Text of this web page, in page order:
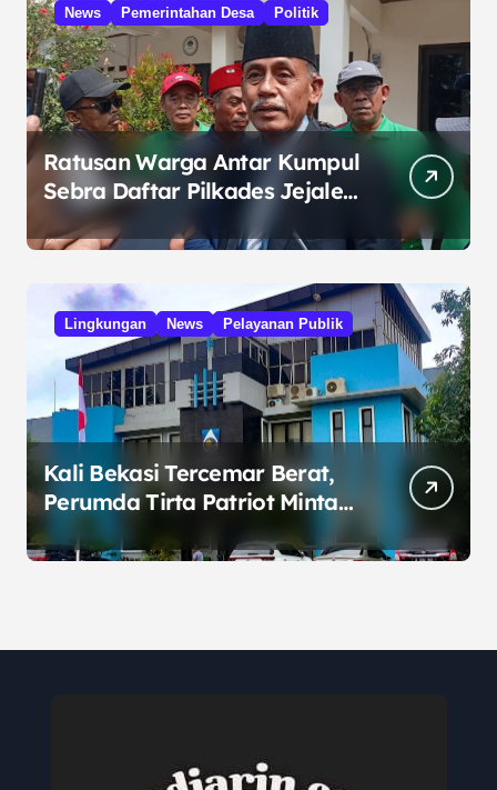
News Pemerintahan Desa Politik
Ratusan Warga Antar Kumpul
Sebra Daftar Pilkades Jejalen
Jaya, Serukan Pemilu Damai
Lingkungan News Pelayanan Publik
Kali Bekasi Tercemar Berat,
Perumda Tirta Patriot Minta
Maaf atas Penurunan Kualitas
Air